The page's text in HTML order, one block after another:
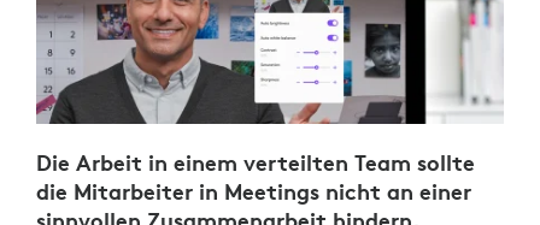
Die Arbeit in einem verteilten Team sollte
die Mitarbeiter in Meetings nicht an einer